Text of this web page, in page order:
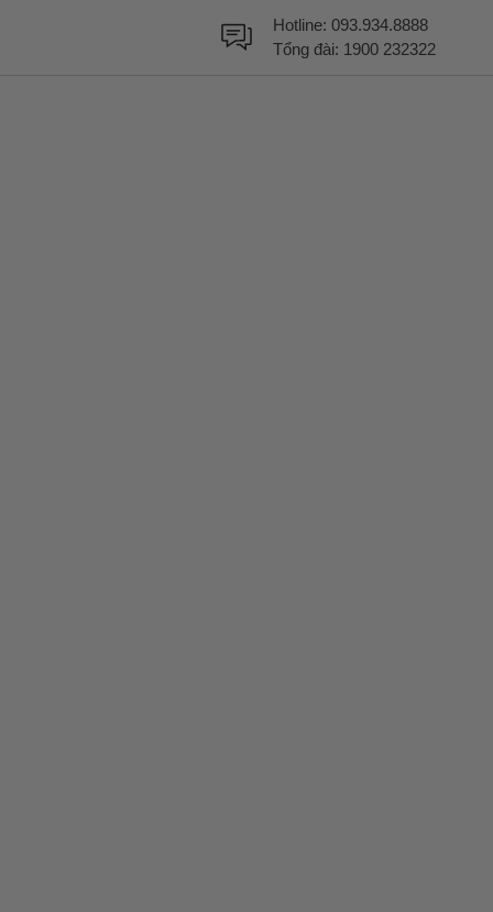
Hotline: 093.934.8888
Tổng đài: 1900 232322